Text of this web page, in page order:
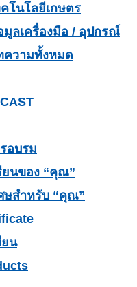
คโนโลยีเกษตร
มูลเครื่องมือ / อุปกรณ์
ความทั้งหมด
อบรม
ยนของ “คุณ”
ษสำหรับ “คุณ”
ยน